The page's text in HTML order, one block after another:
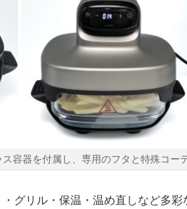
容器を付属し、専用のフタと特殊コー
グリル・保温・温め直しなど多